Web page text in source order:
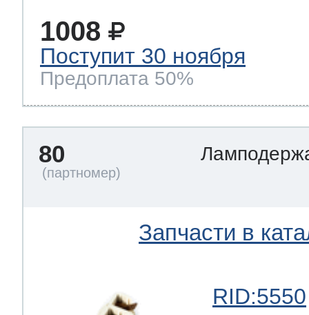
1008
Поступит 30 ноября
Предоплата 50%
80
Запчасти в
RID:5550